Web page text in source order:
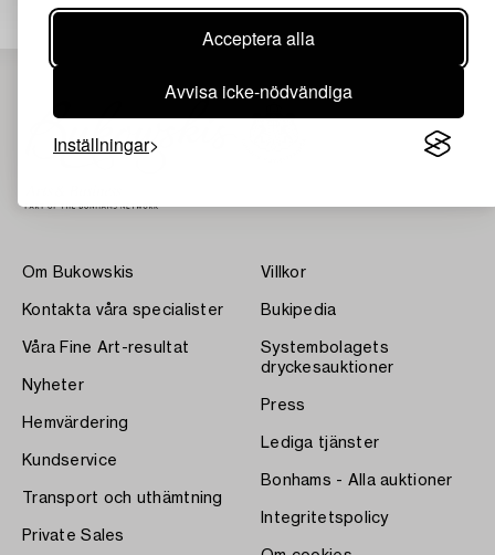
Acceptera alla
Avvisa icke-nödvändiga
Inställningar
Om Bukowskis
Kontakta våra specialister
Våra Fine Art-resultat
Nyheter
Hemvärdering
Kundservice
Transport och uthämtning
Private Sales
Villkor
Bukipedia
Systembolagets
dryckesauktioner
Press
Lediga tjänster
Bonhams - Alla auktioner
Integritetspolicy